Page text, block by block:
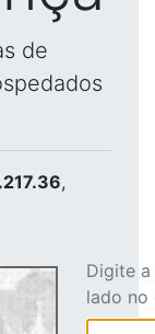
de
,
Digite
lado no